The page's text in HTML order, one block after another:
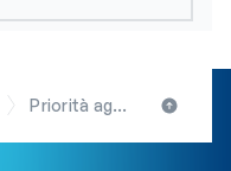
Priorità agli iscritti: l’Ordine dei Biologi del Lazio e dell’Abruzzo punta sull’ampliamento dei servizi